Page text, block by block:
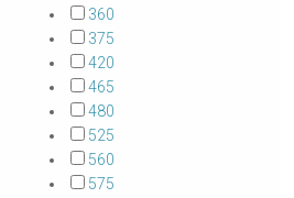
360
375
420
465
480
525
560
575